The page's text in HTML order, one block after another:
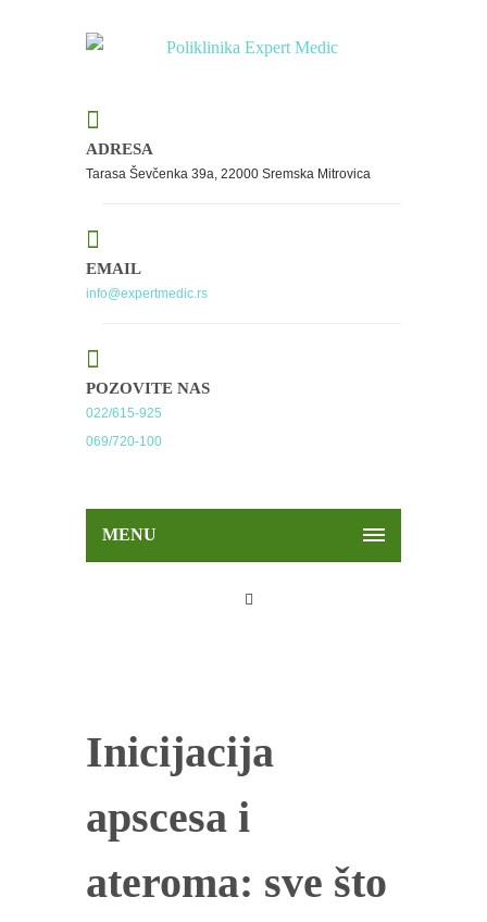
ADRESA
Tarasa Ševčenka 39a, 22000 Sremska Mitrovica
EMAIL
info@expertmedic.rs
POZOVITE NAS
022/615-925
069/720-100
MENU
Inicijacija
apscesa i
ateroma: sve što